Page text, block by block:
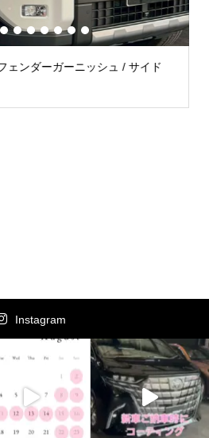
ェンダーガーニッシュ / サイド
3 4 5 6 7 8 9
Instagram